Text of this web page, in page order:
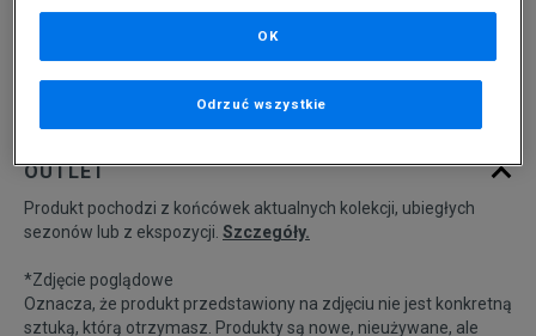
Jeśli artykuł będzie ponownie dostępny, otrzymasz od nas
40 25 cm Powiadom o dostępności
40,5 25,5 cm
OUTLET
Produkt pochodzi z końcówek aktualnych kolekcji, ubiegłych
sezonów lub z ekspozycji. Szczegóły.
*Zdjęcie poglądowe
Oznacza, że produkt przedstawiony na zdjęciu nie jest konkretną
sztuką, którą otrzymasz. Produkty są nowe, nieużywane, ale
Odrzuć wszystkie
OK